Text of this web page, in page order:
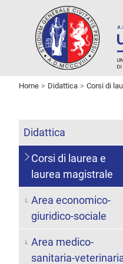
Home Didattica Corsi di
Didattica
Corsi di laurea e
laurea magistrale
Area economico-
giuridico-sociale
Area medico-
sanitaria-